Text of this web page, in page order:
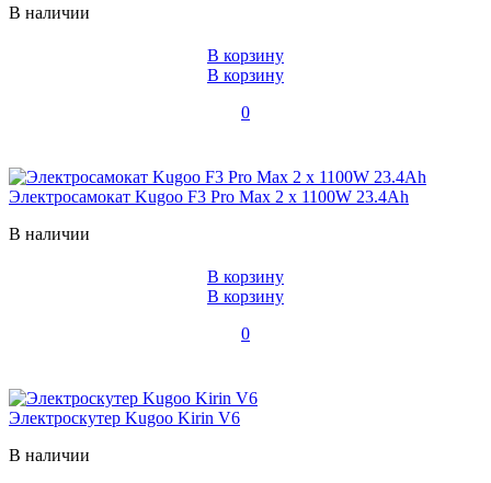
В наличии
В корзину
В корзину
0
Электросамокат Kugoo F3 Pro Max 2 х 1100W 23.4Ah
В наличии
В корзину
В корзину
0
Электроскутер Kugoo Kirin V6
В наличии